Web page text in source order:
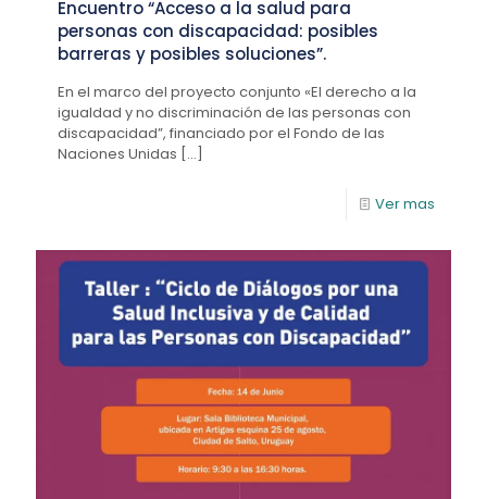
Encuentro “Acceso a la salud para
personas con discapacidad: posibles
barreras y posibles soluciones”.
En el marco del proyecto conjunto «El derecho a la
igualdad y no discriminación de las personas con
discapacidad”, financiado por el Fondo de las
Naciones Unidas […]
Ver mas